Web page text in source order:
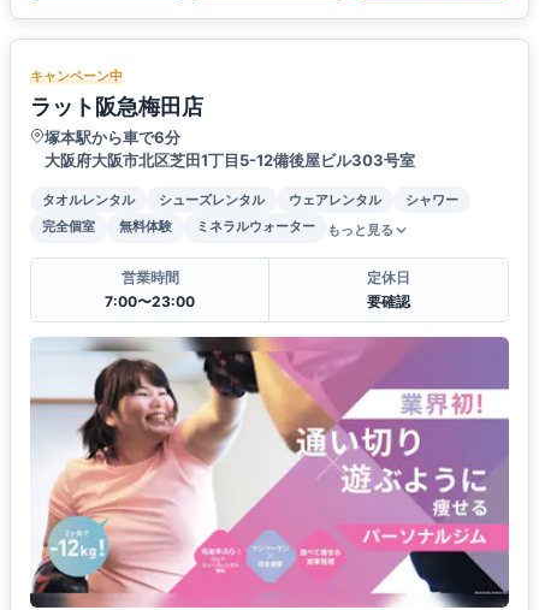
キャンペーン中
ラット阪急梅田店
塚本駅から車で6分
大阪府大阪市北区芝田1丁目5-12備後屋ビル303号室
タオルレンタル シューズレンタル ウェアレンタル
シャワー
完全個室
無料体験 ミネラルウォーター もっと見る
営業時間
7:00〜23:00
定休日
要確認